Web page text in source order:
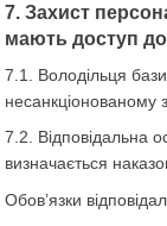
7. Захист
мають доступ до
7.1. Володільця
несанкціонованому
7.2. Відповідальна
визначається
Обов’язки